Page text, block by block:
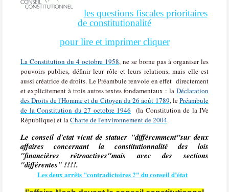
les questions fiscales prioritaires
de constitutionalité
pour lire et imprimer cliquer
La Constitution du 4 octobre 1958, ne se borne pas à organiser les
pouvoirs publics, définir leur rôle et leurs relations, mais elle est
aussi créatrice de droits. Le Préambule renvoie en effet directement
et explicitement à trois autres textes fondamentaux : la Déclaration
des Droits de l'Homme et du Citoyen du 26 août 1789, lePréambule
de la Constitution du 27 octobre 1946 (la Constitution de la IVe
République) et laCharte de l'environnement de 2004.
Le conseil d'etat vient de statuer "différemment"sur deux
affaires concernant la constitutionnalité des lois
"financières rétroactives"mais avec des sections
"différentes" !!!!.
Les deux arrêts "contradictoires ?" du conseil d’état